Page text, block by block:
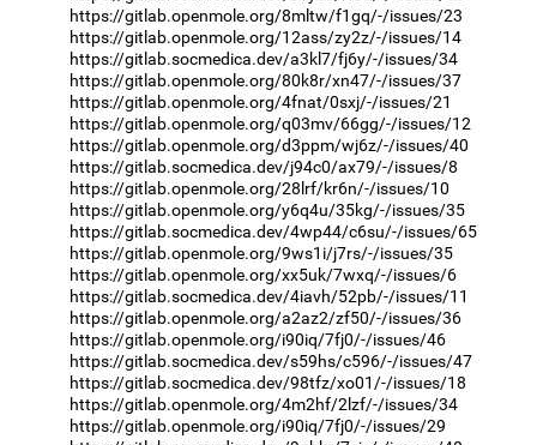
https://gitlab.openmole.org/8mltw/f1gq/-/issues/23
https://gitlab.openmole.org/12ass/zy2z/-/issues/14
https://gitlab.socmedica.dev/a3kl7/fj6y/-/issues/34
https://gitlab.openmole.org/80k8r/xn47/-/issues/37
https://gitlab.openmole.org/4fnat/0sxj/-/issues/21
https://gitlab.openmole.org/q03mv/66gg/-/issues/12
https://gitlab.openmole.org/d3ppm/wj6z/-/issues/40
https://gitlab.socmedica.dev/j94c0/ax79/-/issues/8
https://gitlab.openmole.org/28lrf/kr6n/-/issues/10
https://gitlab.openmole.org/y6q4u/35kg/-/issues/35
https://gitlab.socmedica.dev/4wp44/c6su/-/issues/65
https://gitlab.openmole.org/9ws1i/j7rs/-/issues/35
https://gitlab.openmole.org/xx5uk/7wxq/-/issues/6
https://gitlab.socmedica.dev/4iavh/52pb/-/issues/11
https://gitlab.openmole.org/a2az2/zf50/-/issues/36
https://gitlab.openmole.org/i90iq/7fj0/-/issues/46
https://gitlab.socmedica.dev/s59hs/c596/-/issues/47
https://gitlab.socmedica.dev/98tfz/xo01/-/issues/18
https://gitlab.openmole.org/4m2hf/2lzf/-/issues/34
https://gitlab.openmole.org/i90iq/7fj0/-/issues/29